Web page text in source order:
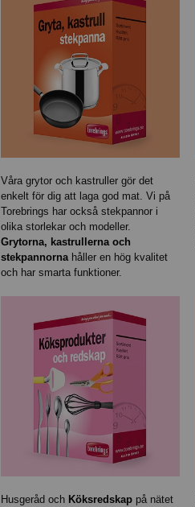
Våra grytor och kastruller gör det
enkelt för dig att laga god mat. Vi på
Torebrings har också stekpannor i
olika storlekar och modeller.
Grytorna, kastrullerna och
stekpannornahåller en hög kvalitet
och har smarta funktioner.
Husgeråd och Köksredskap på nätet